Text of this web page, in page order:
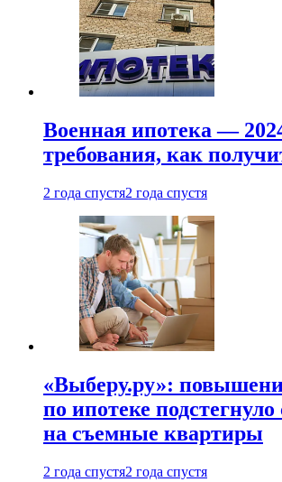
Военная ипотека —
требования, как
2 года спустя2 года спустя
«Выберу.ру»:
по ипотеке подстегнуло
на съемные квартиры
2 года спустя2 года спустя